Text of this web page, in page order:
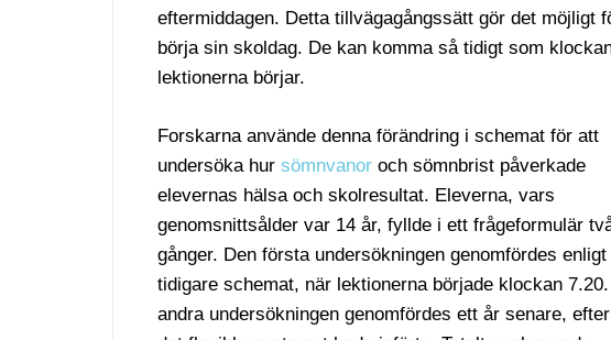
eftermiddagen. Detta tillvägagångssätt gör det möjligt
börja sin skoldag. De kan komma så tidigt som
lektionerna börjar.
Forskarna använde denna förändring i schemat för att
undersöka hur sömnvanor och sömnbrist påverkade
elevernas hälsa och skolresultat. Eleverna, vars
genomsnittsålder var 14 år, fyllde i ett frågeformulär
gånger. Den första undersökningen genomfördes enligt
tidigare schemat, när lektionerna började klockan
andra undersökningen genomfördes ett år senare,